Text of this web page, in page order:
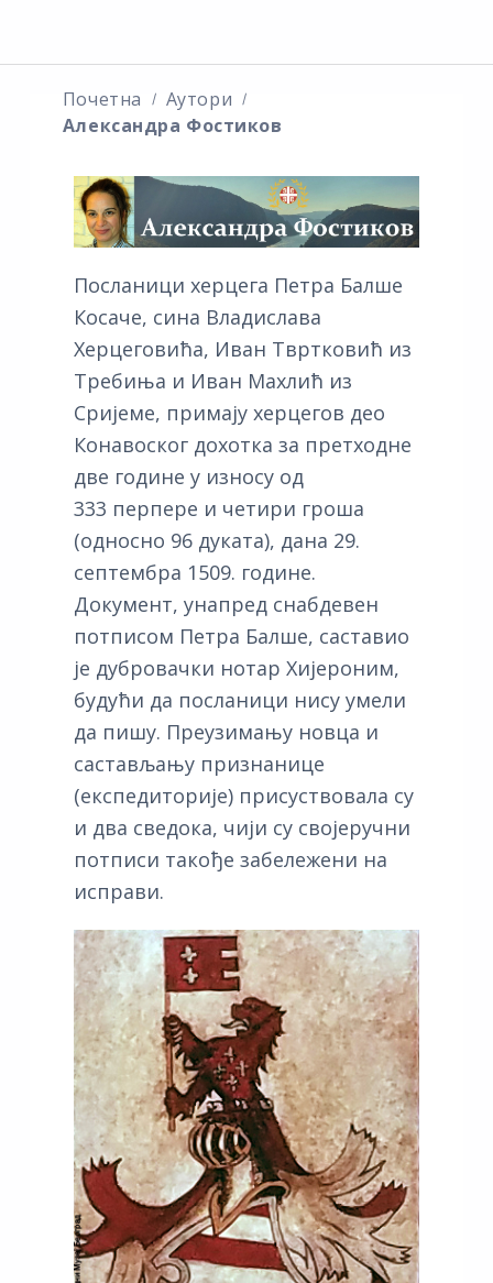
Почетна
Аутори
Александра Фостиков
Посланици херцега Петра Балше
Косаче, сина Владислава
Херцеговића, Иван Твртковић из
Требиња и Иван Махлић из
Сријеме, примају херцегов део
Конавоског дохотка за претходне
две године у износу од
333 перпере и четири гроша
(односно 96 дуката), дана 29.
септембра 1509. године.
Документ, унапред снабдевен
потписом Петра Балше, саставио
је дубровачки нотар Хијероним,
будући да посланици нису умели
да пишу. Преузимању новца и
састављању признанице
(експедиторије) присуствовала су
и два сведока, чији су својеручни
потписи такође забележени на
исправи.